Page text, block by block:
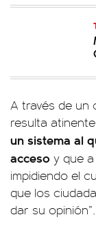
A través de un
resulta
un sistema al
acceso y que
impidiendo el
que los
dar su opinión”.